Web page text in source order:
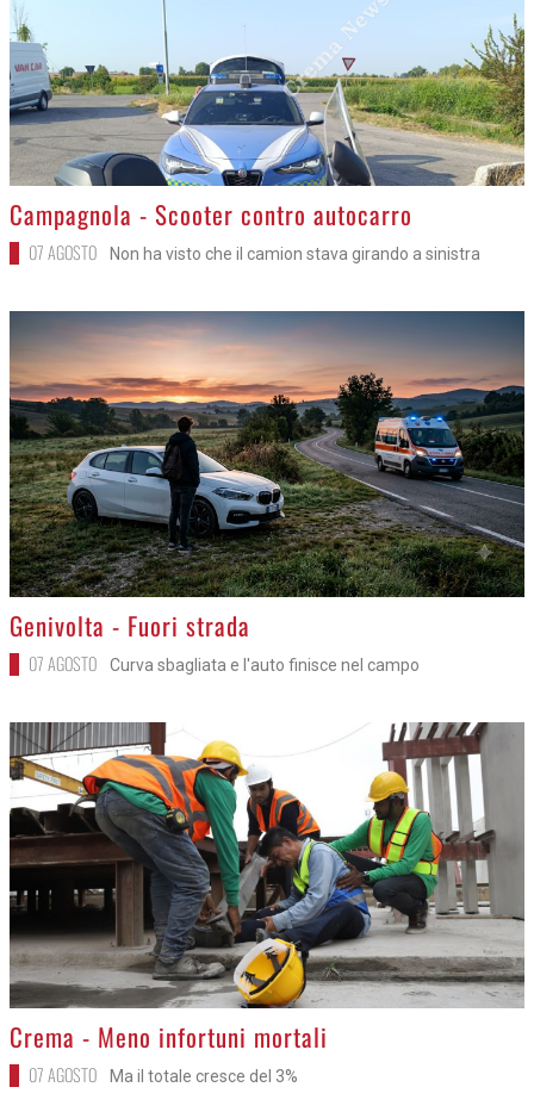
>
Campagnola - Scooter contro autocarro
07 AGOSTO Non ha visto che il camion stava girando a sinistra
>
Genivolta - Fuori strada
07 AGOSTO Curva sbagliata e l'auto finisce nel campo
>
Crema - Meno infortuni mortali
07 AGOSTO Ma il totale cresce del 3%